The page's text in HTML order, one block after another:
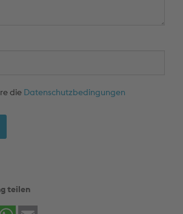
die Datenschutzbedingungen
teilen